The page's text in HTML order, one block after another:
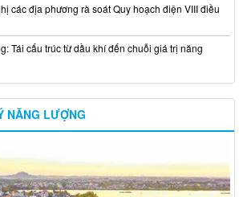
các địa phương rà soát Quy hoạch điện VIII điều
Tái cấu trúc từ dầu khí đến chuỗi giá trị năng
NĂNG LƯỢNG